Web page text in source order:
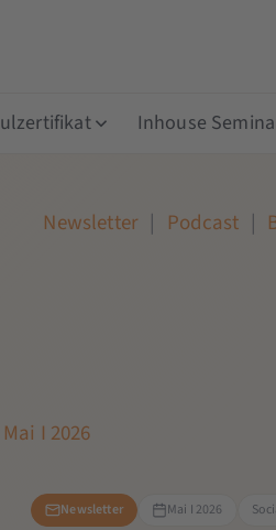
Inhouse
Newsletter | Podcast |
I 2026
Newsletter Mai I 2026